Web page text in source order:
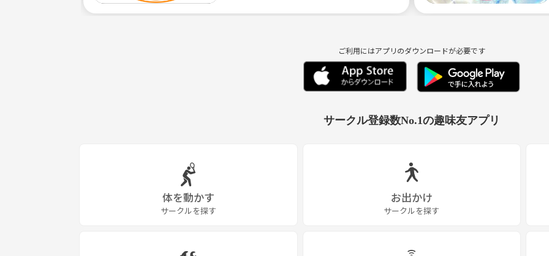
24日（土）バスケ 13:00-15:00 桃谷
11日（日） 13:00-15:00 下福島1
12日（祝月） 16:00-18:00 尼崎ベイコム
ご利用にはアプリのダウンロードが必要です
サークル登録数No.1の趣味友アプリ
体を動かす
サークルを探す
お出かけ
サークルを探す